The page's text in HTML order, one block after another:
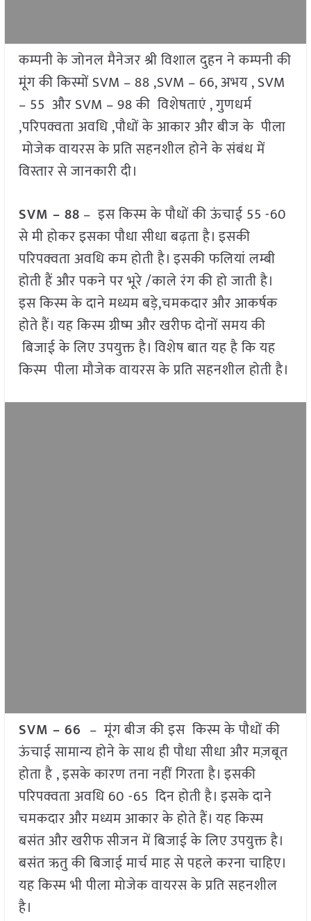
कम्पनी के जोनल मैनेजर श्री विशाल दुहन ने कम्पनी की
मूंग की किस्मों SVM – 88 ,SVM – 66, अभय , SVM
– 55 और SVM – 98 की विशेषताएं , गुणधर्म
,परिपक्वता अवधि ,पौधों के आकार और बीज के पीला
मोजेक वायरस के प्रति सहनशील होने के संबंध में
विस्तार से जानकारी दी।
SVM – 88 – इस किस्म के पौधों की ऊंचाई 55 -60
से मी होकर इसका पौधा सीधा बढ़ता है। इसकी
परिपक्वता अवधि कम होती है। इसकी फलियां लम्बी
होती हैं और पकने पर भूरे /काले रंग की हो जाती है।
इस किस्म के दाने मध्यम बड़े,चमकदार और आकर्षक
होते हैं। यह किस्म ग्रीष्म और खरीफ दोनों समय की
बिजाई के लिए उपयुक्त है। विशेष बात यह है कि यह
किस्म पीला मौजेक वायरस के प्रति सहनशील होती है।
SVM – 66 – मूंग बीज की इस किस्म के पौधों की
ऊंचाई सामान्य होने के साथ ही पौधा सीधा और मज़बूत
होता है , इसके कारण तना नहीं गिरता है। इसकी
परिपक्वता अवधि 60 -65 दिन होती है। इसके दाने
चमकदार और मध्यम आकार के होते हैं। यह किस्म
बसंत और खरीफ सीजन में बिजाई के लिए उपयुक्त है।
बसंत ऋतु की बिजाई मार्च माह से पहले करना चाहिए।
यह किस्म भी पीला मोजेक वायरस के प्रति सहनशील
है।